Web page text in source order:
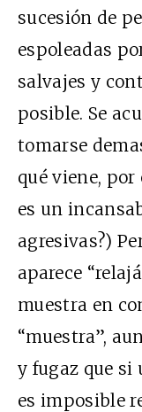
sucesión de
espoleadas
salvajes y
posible. Se
tomarse
qué viene, por
es un
agresivas?)
aparece
muestra en
“muestra”,
y fugaz que si
es imposible